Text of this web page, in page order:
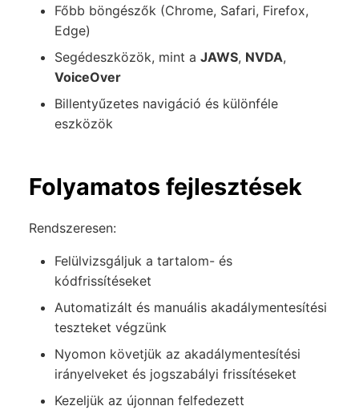
Főbb böngészők (Chrome, Safari, Firefox,
Edge)
Segédeszközök, mint a JAWS, NVDA,
VoiceOver
Billentyűzetes navigáció és különféle
eszközök
Folyamatos fejlesztések
Rendszeresen:
Felülvizsgáljuk a tartalom- és
kódfrissítéseket
Automatizált és manuális akadálymentesítési
teszteket végzünk
Nyomon követjük az akadálymentesítési
irányelveket és jogszabályi frissítéseket
Kezeljük az újonnan felfedezett